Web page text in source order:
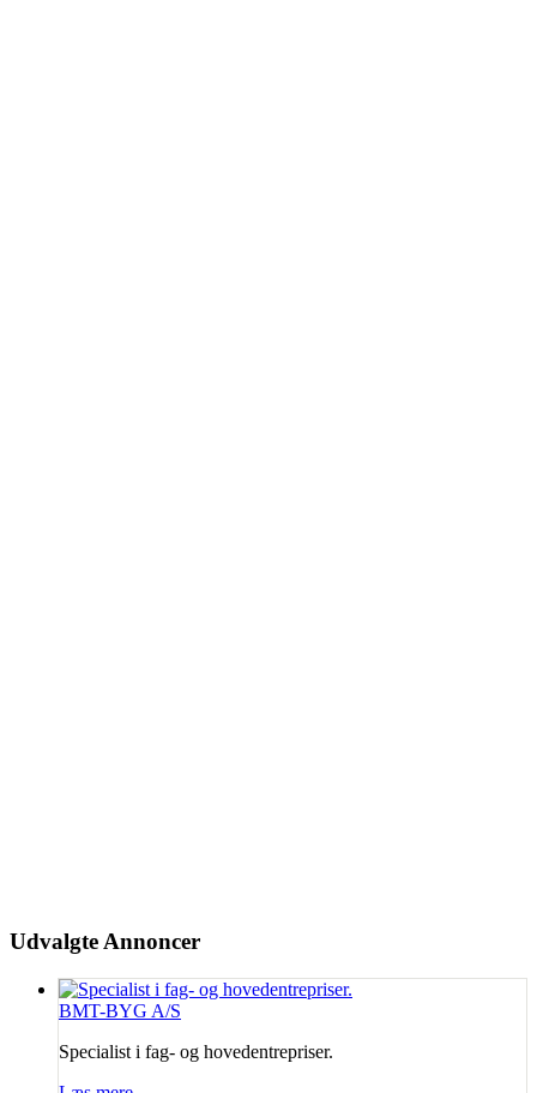
Udvalgte Annoncer
BMT-BYG A/S
Specialist i fag- og hovedentrepriser.